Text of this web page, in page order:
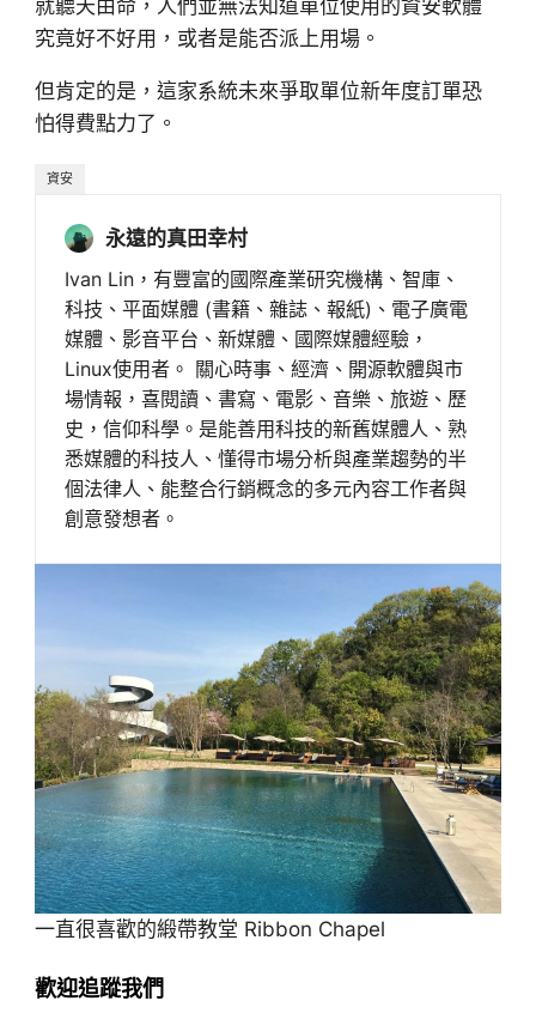
就聽天由命，人們並無法知道單位使用的資安軟體
究竟好不好用，或者是能否派上用場。
但肯定的是，這家系統未來爭取單位新年度訂單恐
怕得費點力了。
資安
永遠的真田幸村
Ivan Lin，有豐富的國際產業研究機構、智庫、
科技、平面媒體 (書籍、雜誌、報紙)、電子廣電
媒體、影音平台、新媒體、國際媒體經驗，
Linux使用者。 關心時事、經濟、開源軟體與市
場情報，喜閱讀、書寫、電影、音樂、旅遊、歷
史，信仰科學。是能善用科技的新舊媒體人、熟
悉媒體的科技人、懂得市場分析與產業趨勢的半
個法律人、能整合行銷概念的多元內容工作者與
創意發想者。
一直很喜歡的緞帶教堂 Ribbon Chapel
歡迎追蹤我們